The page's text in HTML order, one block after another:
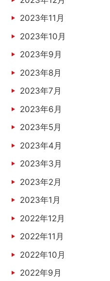
2023年11月
2023年10月
2023年9月
2023年8月
2023年7月
2023年6月
2023年5月
2023年4月
2023年3月
2023年2月
2023年1月
2022年12月
2022年11月
2022年10月
2022年9月